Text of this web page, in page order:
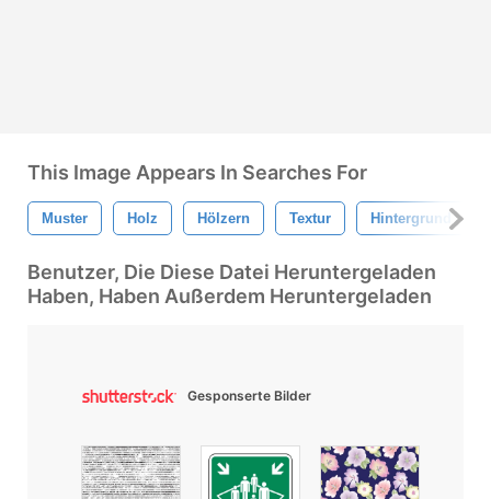
This Image Appears In Searches For
Muster Holz Hölzern Textur Hintergrund
Benutzer, Die Diese Datei Heruntergeladen
Haben, Haben Außerdem Heruntergeladen
Gesponserte Bilder